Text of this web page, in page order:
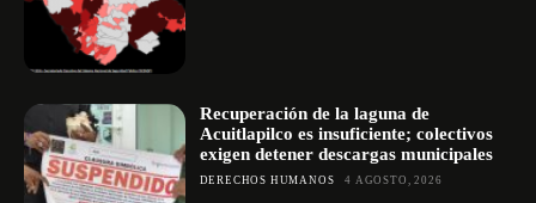
Recuperación de la laguna de
Acuitlapilco es insuficiente; colectivos
exigen detener descargas municipales
DERECHOS HUMANOS 4 AGOSTO, 2026